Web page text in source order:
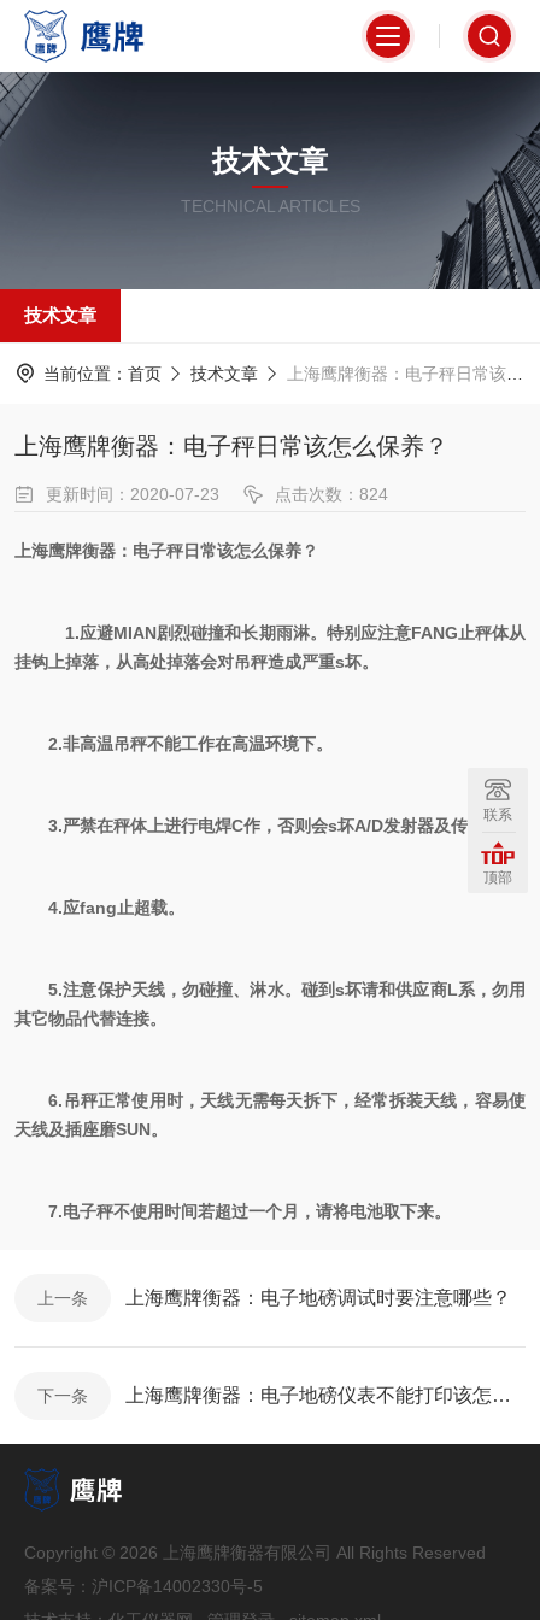
技术文章
TECHNICAL ARTICLES
技术文章
当前位置： 首页 技术文章 上海鹰牌衡器：电子秤日常该怎么保养？
上海鹰牌衡器：电子秤日常该怎么保养？
更新时间：2020-07-23 点击次数：824
上海鹰牌衡器：电子秤日常该怎么保养？
1.应避MIAN剧烈碰撞和长期雨淋。特别应注意FANG 止秤体从
挂钩上掉落，从高处掉落会对吊秤造成严重s坏。
2.非高温吊秤不能工作在高温环境下。
3.严禁在秤体上进行电焊C作，否则会s坏A/D发射器及传感器。
4.应fang 止超载。
5.注意保护天线，勿碰撞、淋水。碰到s坏请和供应商L系，勿用
其它物品代替连接。
6.吊秤正常使用时，天线无需每天拆下，经常拆装天线，容易使
天线及插座磨SUN。
7.电子秤不使用时间若超过一个月，请将电池取下来。
上一条 上海鹰牌衡器：电子地磅调试时要注意哪些？
下一条 上海鹰牌衡器：电子地磅仪表不能打印该怎么处理？
Copyright © 2026 上海鹰牌衡器有限公司 All Rights Reserved
备案号： 沪ICP备14002330号-5
联系
顶部